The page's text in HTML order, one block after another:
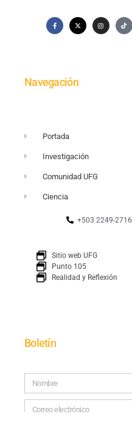
Navegación
Portada
Investigación
Comunidad UFG
Ciencia
+503 2249-2716
Sitio web UFG
Punto 105
Realidad y Reflexión
Boletín